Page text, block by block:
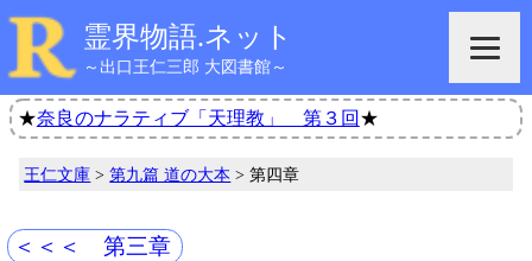
霊界物語.ネット
～出口王仁三郎 大図書館～
★奈良のナラティブ「天理教」 第３回 ★
王仁文庫 >第九篇 道の大本 > 第四章
＜＜＜ 第三章